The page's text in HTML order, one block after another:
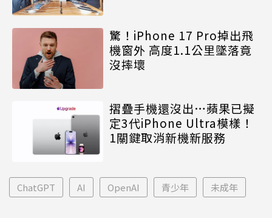
驚！iPhone 17 Pro掉出飛
機窗外 高度1.1公里墜落竟
沒摔壞
摺疊手機還沒出…蘋果已擬
定3代iPhone Ultra模樣！
1關鍵取消新機新服務
ChatGPT AI OpenAI 青少年 未成年